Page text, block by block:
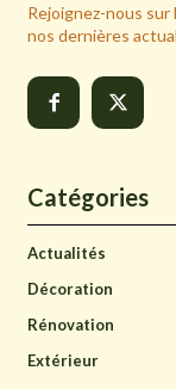
Rejoignez-nous sur
nos dernières
Catégories
Actualités
Décoration
Rénovation
Extérieur